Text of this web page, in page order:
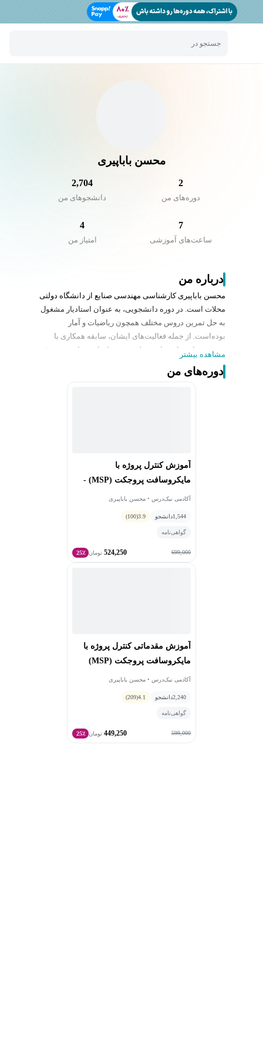
جستجو در
محسن باباپیری
2
دوره‌های من
2,704
دانشجو‌های من
7
ساعت‌های آموزشی
4
امتیاز من
درباره من
محسن باباپیری کارشناسی مهندسی صنایع از دانشگاه دولتی
محلات است. در دوره دانشجویی، به عنوان استادیار مشغول
به حل تمرین دروس مختلف همچون ریاضیات و آمار
بوده‌است. از جمله فعالیت‌های ایشان، سابقه همکاری با
مجموعه‌ها و سایت‌های مختلفی جهت انجام مشاوره به بیش
صنایع تولیدی و صنعتی مختلف و همچنین مسئولیت
مشاهده بیشتر
دوره‌های من
آموزش کنترل پروژه با
مایکروسافت پروجکت (MSP) -
پیشرفته
آکادمی نیک‌درس • محسن باباپیری
1,544دانشجو 3.9
(100)
گواهی‌نامه
699,000
524,250 تومان 25٪
آموزش مقدماتی کنترل پروژه با
مایکروسافت پروجکت (MSP)
آکادمی نیک‌درس • محسن باباپیری
2,240دانشجو 4.1
(209)
گواهی‌نامه
599,000
449,250 تومان 25٪